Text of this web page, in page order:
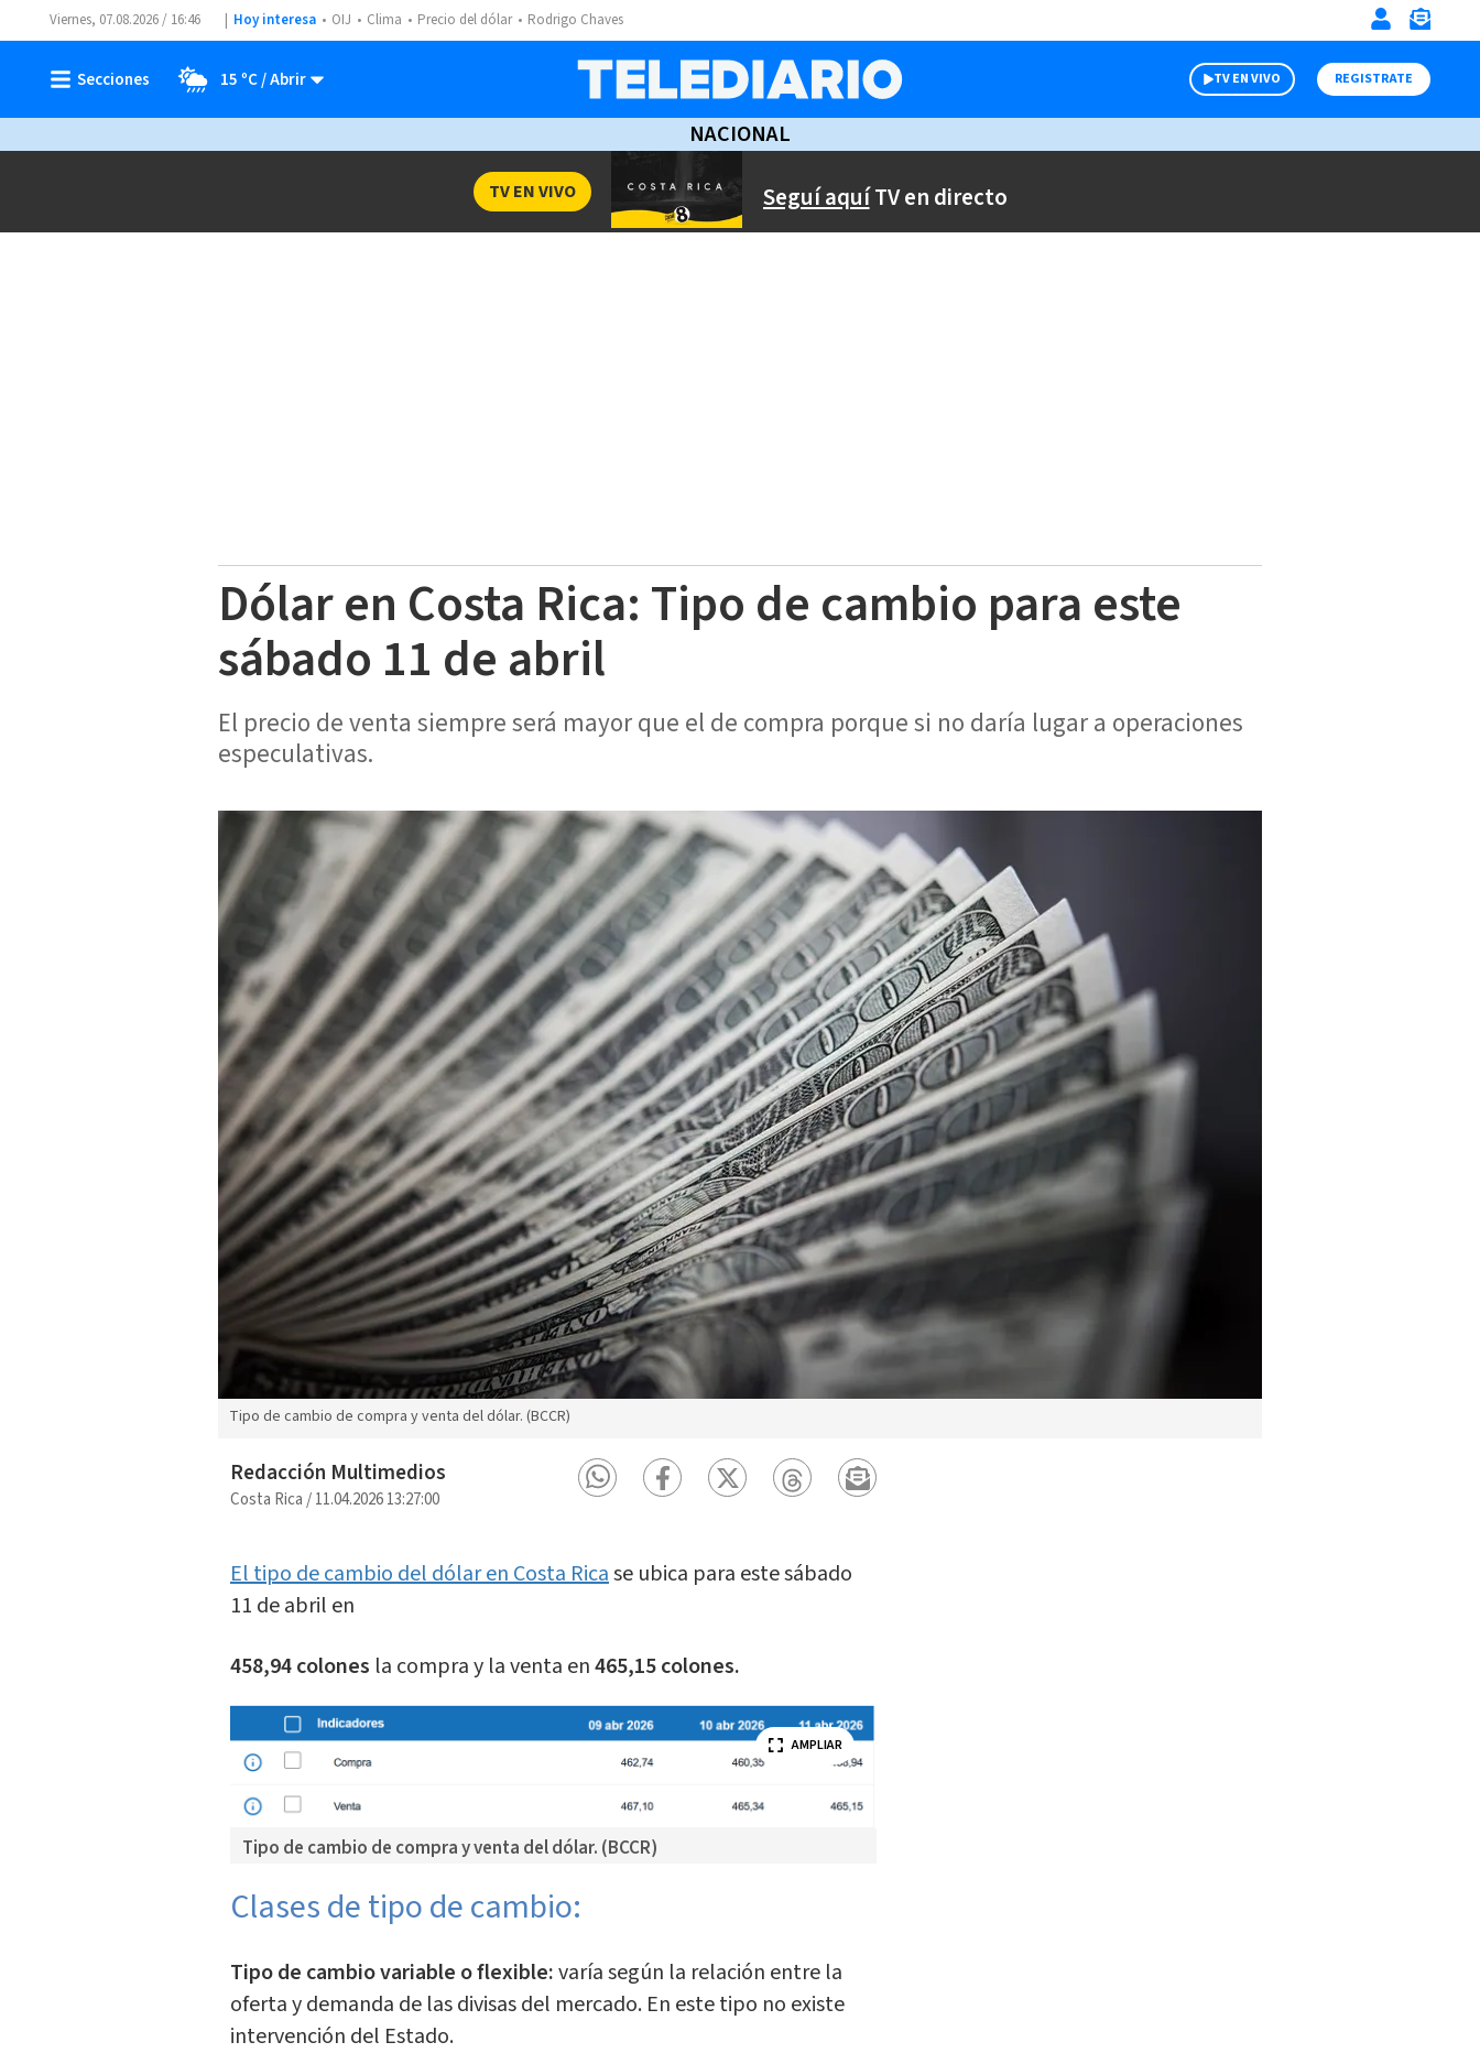
Viernes, 07.08.2026 / 16:46 Hoy interesa OIJ Clima Precio del dólar Rodrigo Chaves
15 ºC TV EN VIVO REGISTRATE
NACIONAL
Seguí aquíTV en directo
TV EN VIVO
Dólar en Costa Rica: Tipo de cambio para este
sábado 11 de abril
El precio de venta siempre será mayor que el de compra porque si no daría lugar a operaciones
especulativas.
Tipo de cambio de compra y venta del dólar. (BCCR)
Redacción Multimedios
Costa Rica/11.04.2026 13:27:00
El tipo de cambio del dólar en Costa Ricase ubica para este sábado
11 de abril en
458,94 colones la compra y la venta en465,15 colones.
Tipo de cambio de compra y venta del dólar. (BCCR)
AMPLIAR
Clases de tipo de cambio:
Tipo de cambio variable o flexible:varía según la relación entre la
oferta y demanda de las divisas del mercado. En este tipo no existe
intervención del Estado.